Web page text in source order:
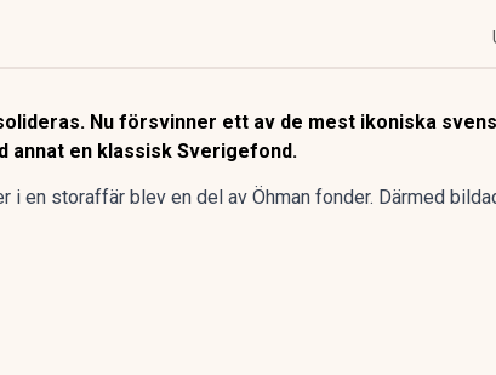
Nu försvinner ett av de mest ikoniska
annat en klassisk Sverigefond.
i en storaffär blev en del av Öhman fonder. Därmed